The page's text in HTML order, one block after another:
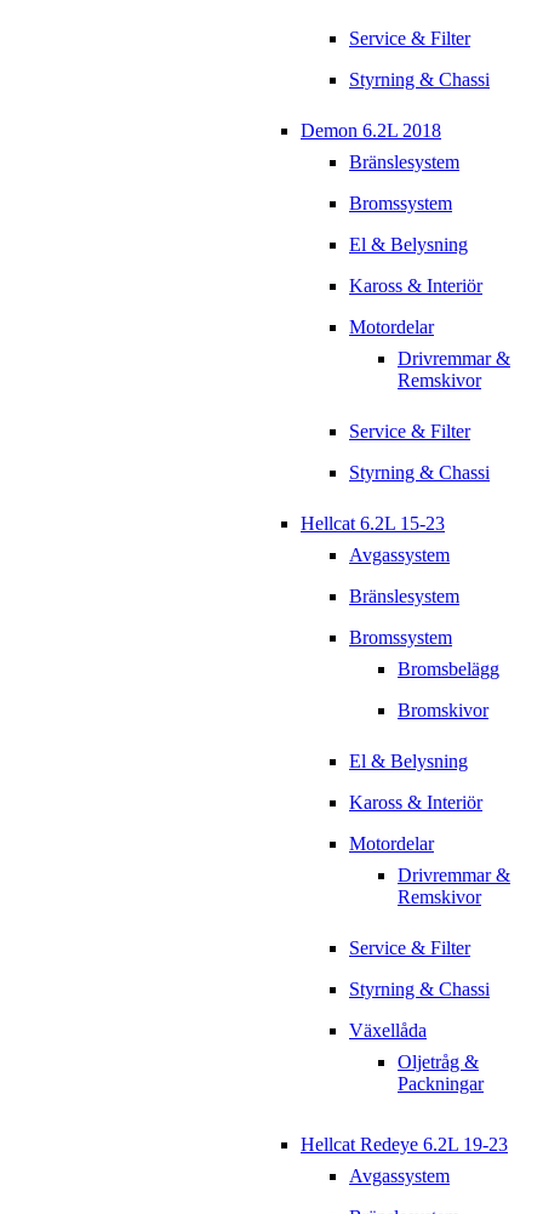
Service & Filter
Styrning & Chassi
Demon 6.2L 2018
Bränslesystem
Bromssystem
El & Belysning
Kaross & Interiör
Motordelar
Drivremmar &
Remskivor
Service & Filter
Styrning & Chassi
Hellcat 6.2L 15-23
Avgassystem
Bränslesystem
Bromssystem
Bromsbelägg
Bromskivor
El & Belysning
Kaross & Interiör
Motordelar
Drivremmar &
Remskivor
Service & Filter
Styrning & Chassi
Växellåda
Oljetråg &
Packningar
Hellcat Redeye 6.2L 19-23
Avgassystem